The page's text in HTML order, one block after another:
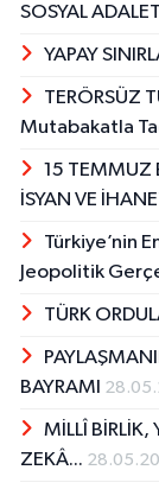
SOSYAL ADALET
YAPAY
TERÖRSÜZ
Mutabakatla
15 TEMMUZ
İSYAN VE
Türkiye’nin
Jeopolitik
TÜRK
BAYRAMI
MİLLÎ BİRLİK,
ZEKÂ...